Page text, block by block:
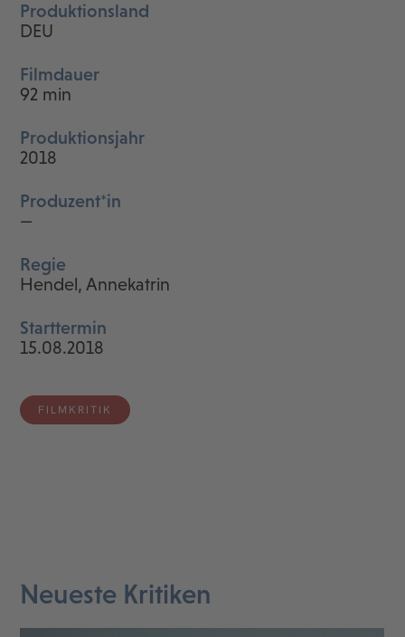
Produktionsland
DEU
Filmdauer
92 min
Produktionsjahr
2018
Produzent*in
—
Regie
Hendel, Annekatrin
Starttermin
15.08.2018
FILMKRITIK
Neueste Kritiken